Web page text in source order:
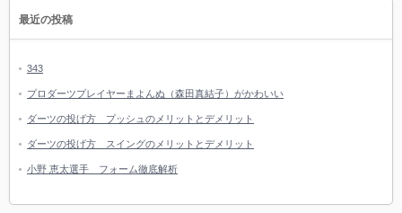
最近の投稿
343
プロダーツプレイヤーまよんぬ（森田真結子）がかわいい
ダーツの投げ方 プッシュのメリットとデメリット
ダーツの投げ方 スイングのメリットとデメリット
小野 恵太選手 フォーム徹底解析